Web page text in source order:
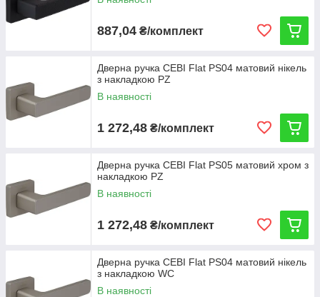
887,04 ₴/комплект
Дверна ручка CEBI Flat PS04 матовий нікель
з накладкою PZ
В наявності
1 272,48 ₴/комплект
Дверна ручка CEBI Flat PS05 матовий хром з
накладкою PZ
В наявності
1 272,48 ₴/комплект
Дверна ручка CEBI Flat PS04 матовий нікель
з накладкою WC
В наявності